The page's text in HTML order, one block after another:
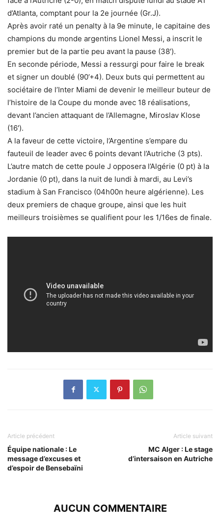
d’Atlanta, comptant pour la 2e journée (Gr.J).
Après avoir raté un penalty à la 9e minute, le capitaine des
champions du monde argentins Lionel Messi, a inscrit le
premier but de la partie peu avant la pause (38′).
En seconde période, Messi a ressurgi pour faire le break
et signer un doublé (90’+4). Deux buts qui permettent au
sociétaire de l’Inter Miami de devenir le meilleur buteur de
l’histoire de la Coupe du monde avec 18 réalisations,
devant l’ancien attaquant de l’Allemagne, Miroslav Klose
(16′).
A la faveur de cette victoire, l’Argentine s’empare du
fauteuil de leader avec 6 points devant l’Autriche (3 pts).
L’autre match de cette poule J opposera l’Algérie (0 pt) à la
Jordanie (0 pt), dans la nuit de lundi à mardi, au Levi’s
stadium à San Francisco (04h00n heure algérienne). Les
deux premiers de chaque groupe, ainsi que les huit
meilleurs troisièmes se qualifient pour les 1/16es de finale.
Article précédent
Équipe nationale : Le
message d’excuses et
d’espoir de Bensebaïni
Article suivant
MC Alger : Le stage
d’intersaison en Autriche
AUCUN COMMENTAIRE